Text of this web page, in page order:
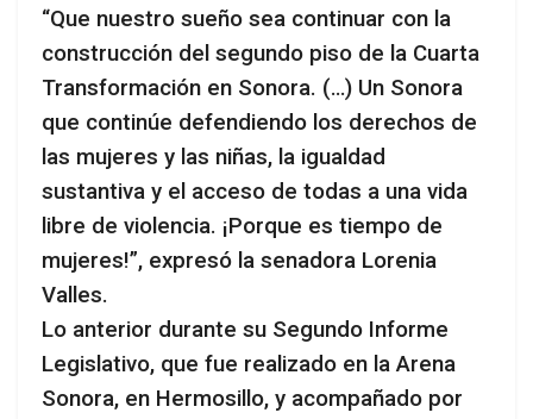
“Que nuestro sueño sea continuar con la
construcción del segundo piso de la Cuarta
Transformación en Sonora. (…) Un Sonora
que continúe defendiendo los derechos de
las mujeres y las niñas, la igualdad
sustantiva y el acceso de todas a una vida
libre de violencia. ¡Porque es tiempo de
mujeres!”, expresó la senadora Lorenia
Valles.
Lo anterior durante su Segundo Informe
Legislativo, que fue realizado en la Arena
Sonora, en Hermosillo, y acompañado por